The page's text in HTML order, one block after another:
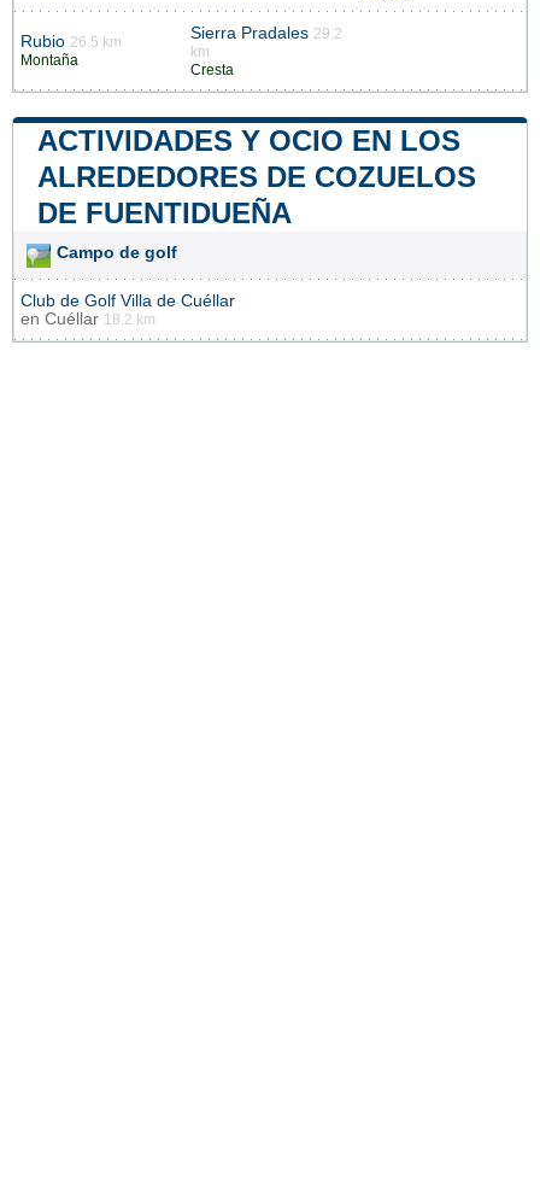
Rubio 26.5 km
Montaña
Sierra Pradales 29.2
km
Cresta
ACTIVIDADES Y OCIO EN LOS
ALREDEDORES DE COZUELOS
DE FUENTIDUEÑA
Campo de golf
Club de Golf Villa de Cuéllar
en Cuéllar 18.2 km